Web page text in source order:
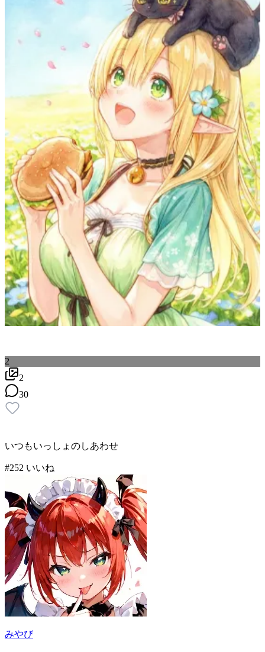
2
2
30
いつもいっしょのしあわせ
#252 いいね
みやび